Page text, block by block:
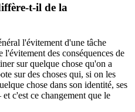
t-il de la
l'évitement d'une tâche
des conséquences de
sur quelque chose qu'on a
sur des choses qui, si on les
chose dans son identité, ses
c'est ce changement que le